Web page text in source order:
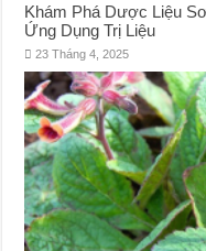
Khám Phá Dược Liệu
Ứng Dụng Trị Liệu
23 Tháng 4, 2025